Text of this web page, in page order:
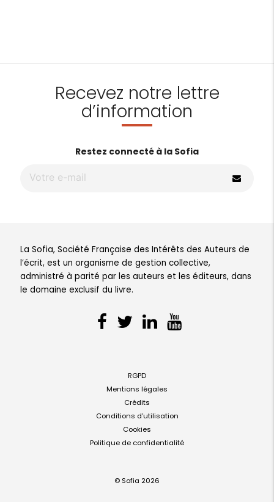
Recevez notre lettre
d’information
Restez connecté à la Sofia
La Sofia, Société Française des Intérêts des Auteurs de
l’écrit, est un organisme de gestion collective,
administré à parité par les auteurs et les éditeurs, dans
le domaine exclusif du livre.
RGPD
Mentions légales
Crédits
Conditions d’utilisation
Cookies
Politique de confidentialité
© Sofia 2026